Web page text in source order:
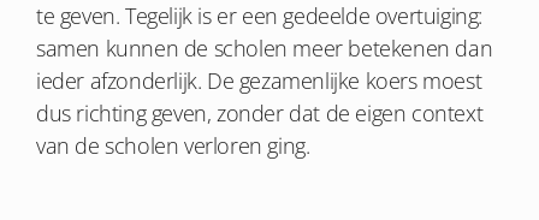
te geven. Tegelijk is er een gedeelde overtuiging:
samen kunnen de scholen meer betekenen dan
ieder afzonderlijk. De gezamenlijke koers moest
dus richting geven, zonder dat de eigen context
van de scholen verloren ging.